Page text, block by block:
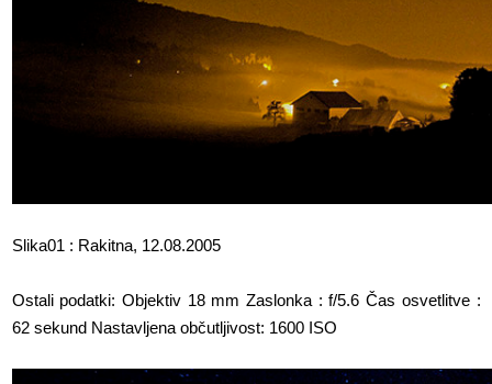
Slika01 : Rakitna, 12.08.2005
Ostali podatki: Objektiv 18 mm Zaslonka : f/5.6 Čas osvetlitve :
62 sekund Nastavljena občutljivost: 1600 ISO